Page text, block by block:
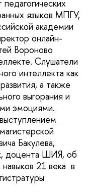
языков МПГУ,
академии
онлайн-
Вороново
Слушатели
интеллекта как
а также
выгорания и
эмоциями.
Бакулева,
доцента ШИЯ, об
21 века в